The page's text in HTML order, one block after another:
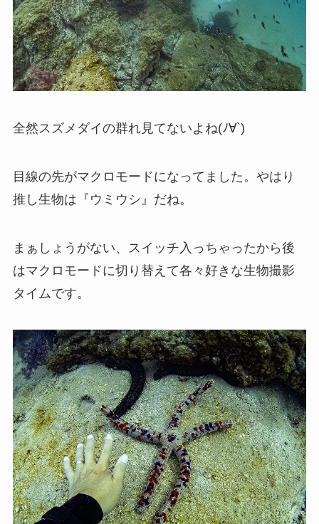
全然スズメダイの群れ見てないよね(ﾉ∀`)
目線の先がマクロモードになってました。やはり
推し生物は『ウミウシ』だね。
まぁしょうがない、スイッチ入っちゃったから後
はマクロモードに切り替えて各々好きな生物撮影
タイムです。